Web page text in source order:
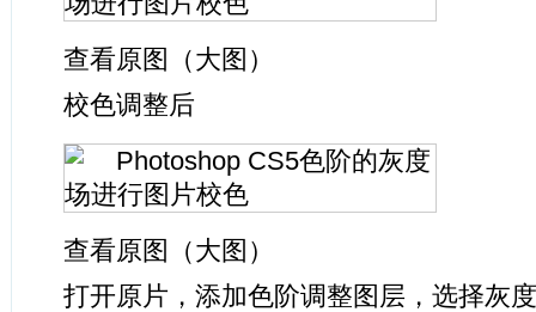
查看原图（大图）
校色调整后
查看原图（大图）
打开原片，添加色阶调整图层，选择灰